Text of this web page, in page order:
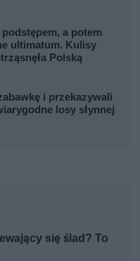
a potem
ultimatum. Kulisy
Polską
i przekazywali
losy słynnej
się ślad? To